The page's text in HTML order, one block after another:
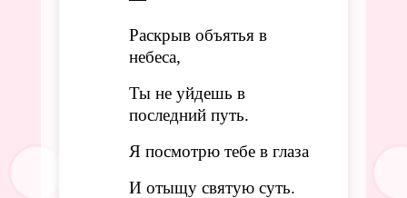
Раскрыв объятья в
небеса,
Ты не уйдешь в
последний путь.
Я посмотрю тебе в глаза
И отыщу святую суть.